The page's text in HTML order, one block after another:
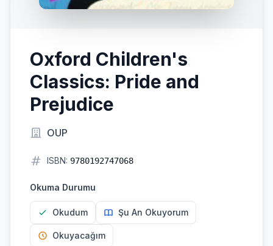
Oxford Children's
Classics: Pride and
Prejudice
OUP
ISBN: 9780192747068
Okuma Durumu
Okudum Şu An Okuyorum
Okuyacağım